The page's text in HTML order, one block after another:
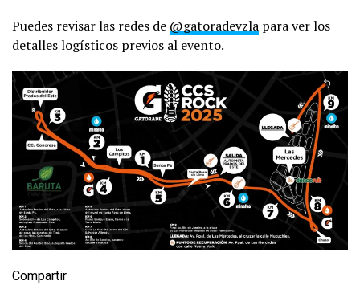
Puedes revisar las redes de @gatoradevzla para ver los
detalles logísticos previos al evento.
Compartir